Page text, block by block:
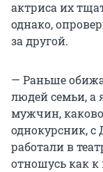
актриса их
однако,
за другой.
— Раньше
людей семьи, а
мужчин,
однокурсник,
работали в
отношусь как к